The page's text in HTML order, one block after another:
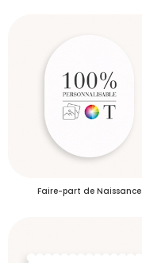
Faire-part de Naissance